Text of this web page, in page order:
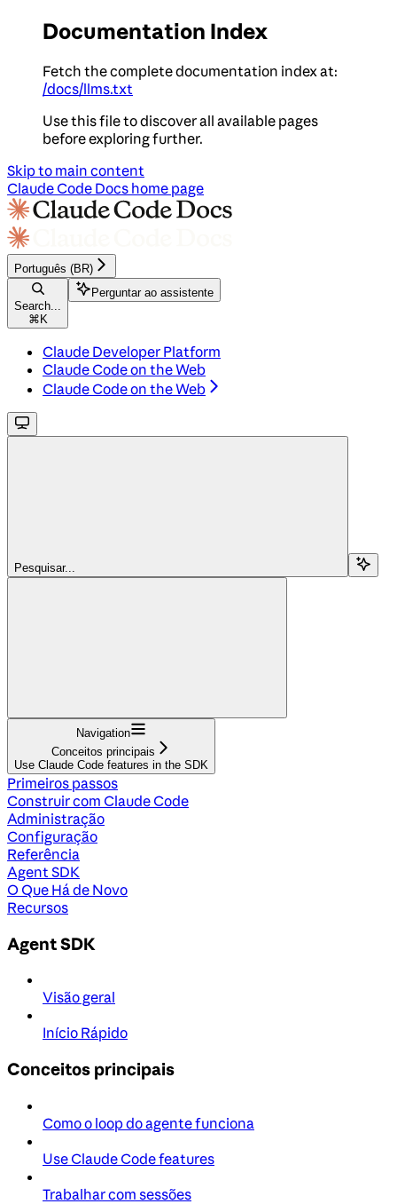
Documentation Index
Fetch the complete documentation index at:
/docs/llms.txt
Use this file to discover all available pages
before exploring further.
Skip to main content
Claude Code Docs home page
Português (BR)
Search...
⌘ K
Perguntar ao assistente
Claude Developer Platform
Claude Code on the Web
Claude Code on the Web
Pesquisar...
Navigation
Conceitos principais
Use Claude Code features in the SDK
Primeiros passos
Construir com Claude Code
Administração
Configuração
Referência
Agent SDK
O Que Há de Novo
Recursos
Agent SDK
Visão geral
Início Rápido
Conceitos principais
Como o loop do agente funciona
Use Claude Code features
Trabalhar com sessões